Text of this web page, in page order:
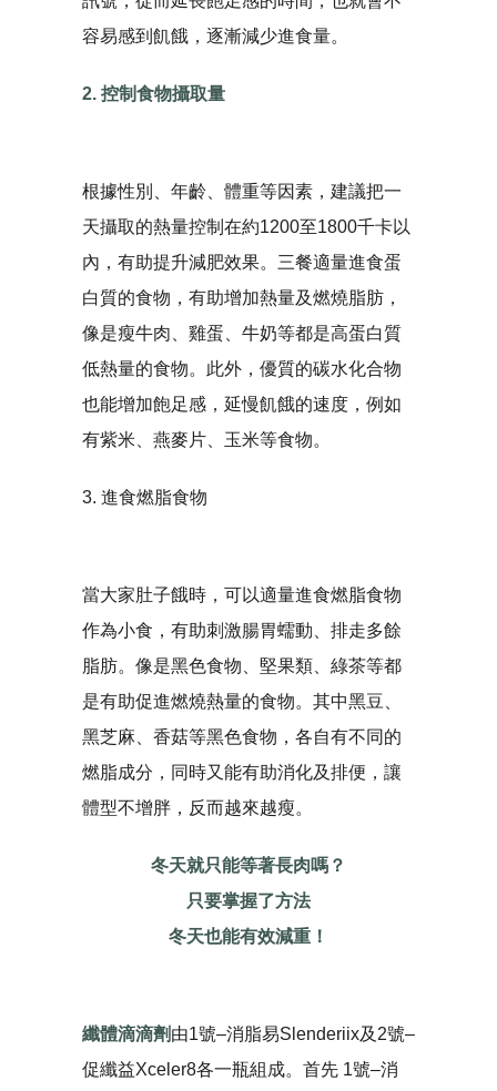
容易感到飢餓，逐漸減少進食量。
2. 控制食物攝取量
根據性別、年齡、體重等因素，建議把一
天攝取的熱量控制在約1200至1800千卡以
內，有助提升減肥效果。三餐適量進食蛋
白質的食物，有助增加熱量及燃燒脂肪，
像是瘦牛肉、雞蛋、牛奶等都是高蛋白質
低熱量的食物。此外，優質的碳水化合物
也能增加飽足感，延慢飢餓的速度，例如
有紫米、燕麥片、玉米等食物。
3. 進食燃脂食物
當大家肚子餓時，可以適量進食燃脂食物
作為小食，有助刺激腸胃蠕動、排走多餘
脂肪。像是黑色食物、堅果類、綠茶等都
是有助促進燃燒熱量的食物。其中黑豆、
黑芝麻、香菇等黑色食物，各自有不同的
燃脂成分，同時又能有助消化及排便，讓
體型不增胖，反而越來越瘦。
冬天就只能等著長肉嗎？
只要掌握了方法
冬天也能有效減重！
纖體滴滴劑由1號–消脂易Slenderiix及2號–
促纖益Xceler8各一瓶組成。首先 1號–消